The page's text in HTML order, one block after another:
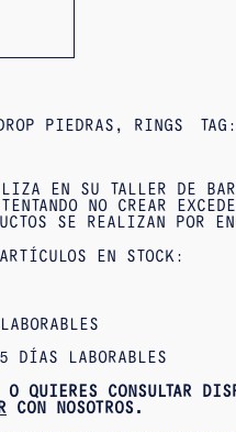
PIEDRAS , RINGS
EN SU TALLER DE
NO CREAR
SE REALIZAN POR
EN STOCK:
LABORABLES
QUIERES CONSULTAR
CON NOSOTROS.